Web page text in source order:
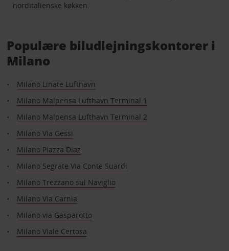
norditalienske køkken.
Populære biludlejningskontorer i
Milano
Milano Linate Lufthavn
Milano Malpensa Lufthavn Terminal 1
Milano Malpensa Lufthavn Terminal 2
Milano Via Gessi
Milano Piazza Diaz
Milano Segrate Via Conte Suardi
Milano Trezzano sul Naviglio
Milano Via Carnia
Milano via Gasparotto
Milano Viale Certosa